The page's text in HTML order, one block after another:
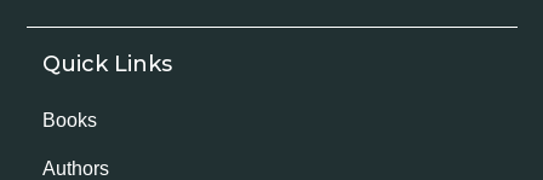
Quick Links
Books
Authors